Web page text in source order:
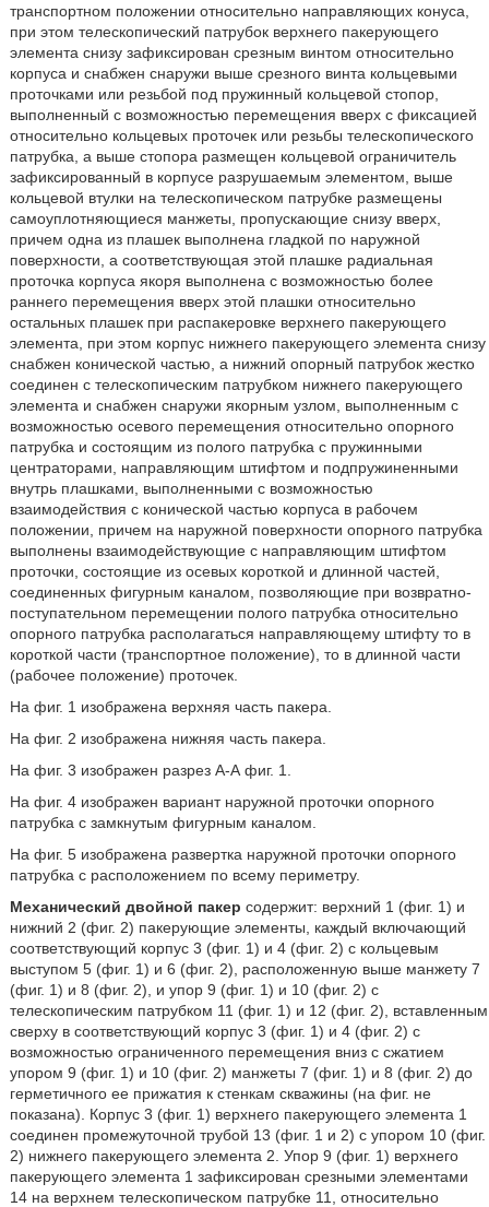
транспортном положении относительно направляющих конуса,
при этом телескопический патрубок верхнего пакерующего
элемента снизу зафиксирован срезным винтом относительно
корпуса и снабжен снаружи выше срезного винта кольцевыми
проточками или резьбой под пружинный кольцевой стопор,
выполненный с возможностью перемещения вверх с фиксацией
относительно кольцевых проточек или резьбы телескопического
патрубка, а выше стопора размещен кольцевой ограничитель
зафиксированный в корпусе разрушаемым элементом, выше
кольцевой втулки на телескопическом патрубке размещены
самоуплотняющиеся манжеты, пропускающие снизу вверх,
причем одна из плашек выполнена гладкой по наружной
поверхности, а соответствующая этой плашке радиальная
проточка корпуса якоря выполнена с возможностью более
раннего перемещения вверх этой плашки относительно
остальных плашек при распакеровке верхнего пакерующего
элемента, при этом корпус нижнего пакерующего элемента снизу
снабжен конической частью, а нижний опорный патрубок жестко
соединен с телескопическим патрубком нижнего пакерующего
элемента и снабжен снаружи якорным узлом, выполненным с
возможностью осевого перемещения относительно опорного
патрубка и состоящим из полого патрубка с пружинными
центраторами, направляющим штифтом и подпружиненными
внутрь плашками, выполненными с возможностью
взаимодействия с конической частью корпуса в рабочем
положении, причем на наружной поверхности опорного патрубка
выполнены взаимодействующие с направляющим штифтом
проточки, состоящие из осевых короткой и длинной частей,
соединенных фигурным каналом, позволяющие при возвратно-
поступательном перемещении полого патрубка относительно
опорного патрубка располагаться направляющему штифту то в
короткой части (транспортное положение), то в длинной части
(рабочее положение) проточек.
На фиг. 1 изображена верхняя часть пакера.
На фиг. 2 изображена нижняя часть пакера.
На фиг. 3 изображен разрез А-А фиг. 1.
На фиг. 4 изображен вариант наружной проточки опорного
патрубка с замкнутым фигурным каналом.
На фиг. 5 изображена развертка наружной проточки опорного
патрубка с расположением по всему периметру.
Механический двойной пакер содержит: верхний 1 (фиг. 1) и
нижний 2 (фиг. 2) пакерующие элементы, каждый включающий
соответствующий корпус 3 (фиг. 1) и 4 (фиг. 2) с кольцевым
выступом 5 (фиг. 1) и 6 (фиг. 2), расположенную выше манжету 7
(фиг. 1) и 8 (фиг. 2), и упор 9 (фиг. 1) и 10 (фиг. 2) с
телескопическим патрубком 11 (фиг. 1) и 12 (фиг. 2), вставленным
сверху в соответствующий корпус 3 (фиг. 1) и 4 (фиг. 2) с
возможностью ограниченного перемещения вниз с сжатием
упором 9 (фиг. 1) и 10 (фиг. 2) манжеты 7 (фиг. 1) и 8 (фиг. 2) до
герметичного ее прижатия к стенкам скважины (на фиг. не
показана). Корпус 3 (фиг. 1) верхнего пакерующего элемента 1
соединен промежуточной трубой 13 (фиг. 1 и 2) с упором 10 (фиг.
2) нижнего пакерующего элемента 2. Упор 9 (фиг. 1) верхнего
пакерующего элемента 1 зафиксирован срезными элементами
14 на верхнем телескопическом патрубке 11, относительно